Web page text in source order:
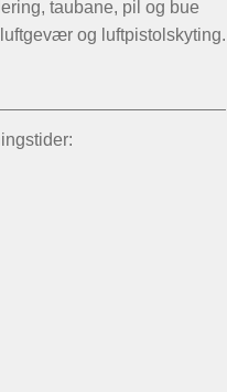
taubane, pil og bue
og luftpistolskyting.